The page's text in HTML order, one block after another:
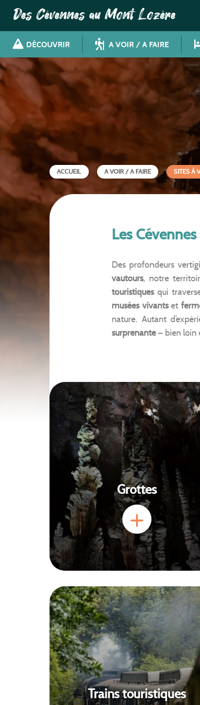
Des Cévennes au Mont Lozère
DÉCOUVRIR A VOIR / A FAIRE
ACCUEIL A VOIR / A FAIRE SITES À
Les
Des profondeurs
vautours, notre
touristiquesqui
musées vivantset
nature. Autant
surprenante— bien loin
Grottes
Trains touristiques